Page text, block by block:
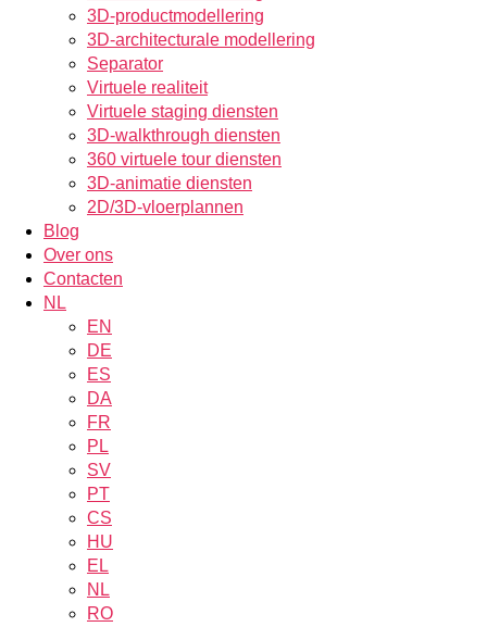
3D-productmodellering
3D-architecturale modellering
Separator
Virtuele realiteit
Virtuele staging diensten
3D-walkthrough diensten
360 virtuele tour diensten
3D-animatie diensten
2D/3D-vloerplannen
Blog
Over ons
Contacten
NL
EN
DE
ES
DA
FR
PL
SV
PT
CS
HU
EL
NL
RO